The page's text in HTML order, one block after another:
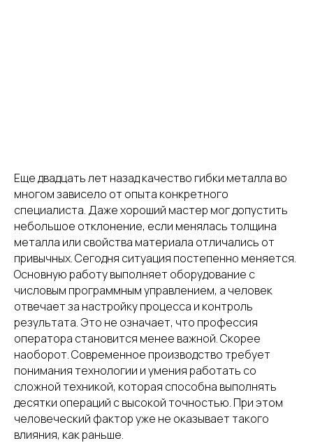
Еще двадцать лет назад качество гибки металла во
многом зависело от опыта конкретного
специалиста. Даже хороший мастер мог допустить
небольшое отклонение, если менялась толщина
металла или свойства материала отличались от
привычных. Сегодня ситуация постепенно меняется.
Основную работу выполняет оборудование с
числовым программным управлением, а человек
отвечает за настройку процесса и контроль
результата. Это не означает, что профессия
оператора становится менее важной. Скорее
наоборот. Современное производство требует
понимания технологии и умения работать со
сложной техникой, которая способна выполнять
десятки операций с высокой точностью. При этом
человеческий фактор уже не оказывает такого
влияния, как раньше.